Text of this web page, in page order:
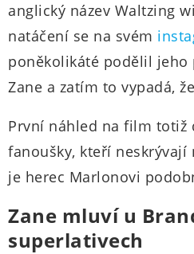
anglický název Waltzing
natáčení se na svém
poněkolikáté podělil
Zane a zatím to vypadá,
První náhled na film totiž
fanoušky, kteří
je herec Marlonovi
Zane mluví u
superlativech